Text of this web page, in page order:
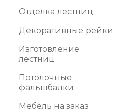
Отделка лестниц
Декоративные рейки
Изготовление
лестниц
Потолочные
фальшбалки
Мебель на заказ